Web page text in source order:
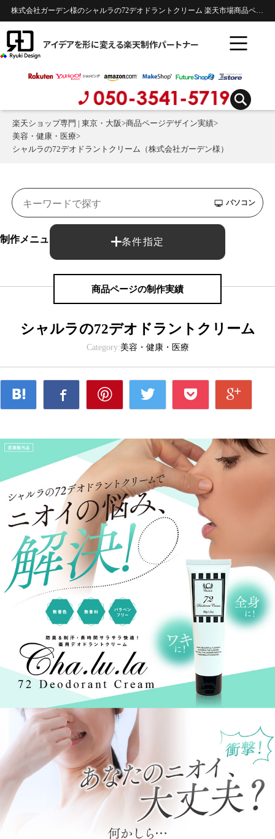
株式会社ガーデン様のシャルラの72デオドラントクリーム 楽天市場商品ページのデザイン制作実績 | 美容・健康・医療
アイデアを形に変える楽天制作パートナー
楽天ショップ専門 | 東京・大阪>商品ページデザイン実績>
美容・健康・医療>
シャルラの72デオドラントクリーム（株式会社ガーデン様）
条件指定
パソコン
制作メニュー： 商品ページ
商品ページの制作実績
シャルラの72デオドラントクリーム
Category:美容・健康・医療